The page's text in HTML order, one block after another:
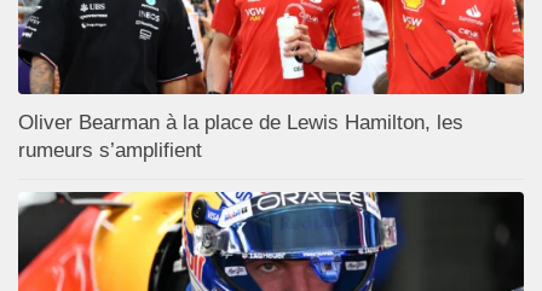
Oliver Bearman à la place de Lewis Hamilton, les
rumeurs s’amplifient